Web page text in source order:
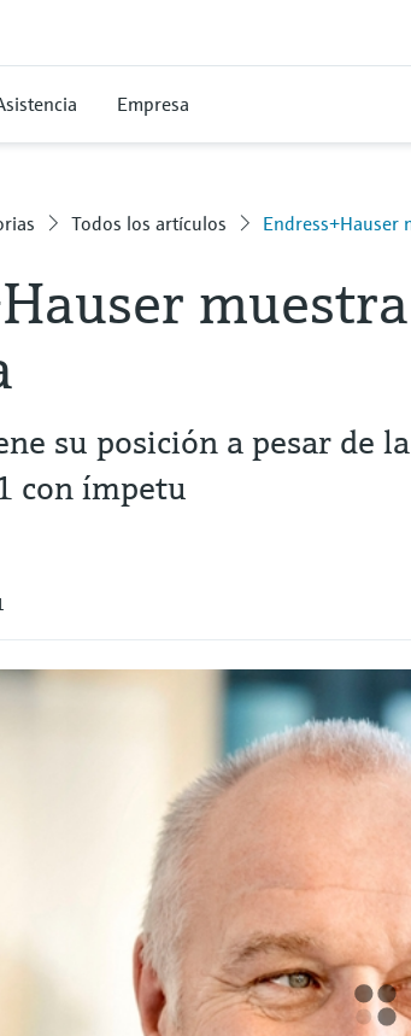
Empresa
Todos los artículos Endress+Hauser
muestra
su posición a pesar de
con ímpetu